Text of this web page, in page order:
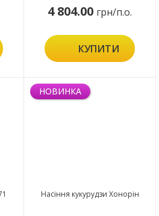
4 804.00 грн/п.о.
КУПИТИ
НОВИНКА
Насіння кукурудзи Хонорін